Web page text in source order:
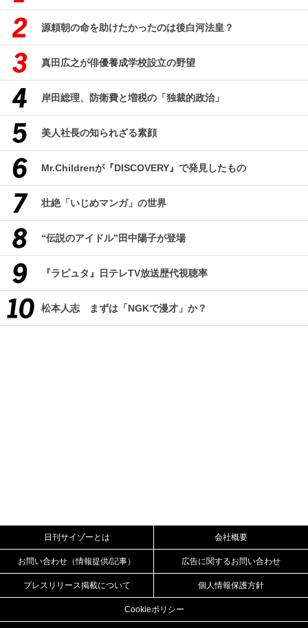
源頼朝の命を助けたかったのは後白河法皇？
真田広之が俳優養成学校設立の野望
岸田総理、防衛費と増税の「独裁的政治」
美人社長の知られざる素顔
Mr.Childrenが『DISCOVERY』で発見したもの
壮絶「いじめマンガ」の世界
“伝説のアイドル”田中陽子が登場
『ラピュタ』日テレTV放送歴代視聴率
松本人志 まずは「NGKで漫才」か？
日刊サイゾーとは 会社概要
お問い合わせ（情報提供/記事） 広告に関するお問い合わせ
プレスリリース掲載について 個人情報保護方針
Cookieポリシー